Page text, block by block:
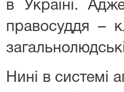
в Україні.
правосуддя –
Нині в системі